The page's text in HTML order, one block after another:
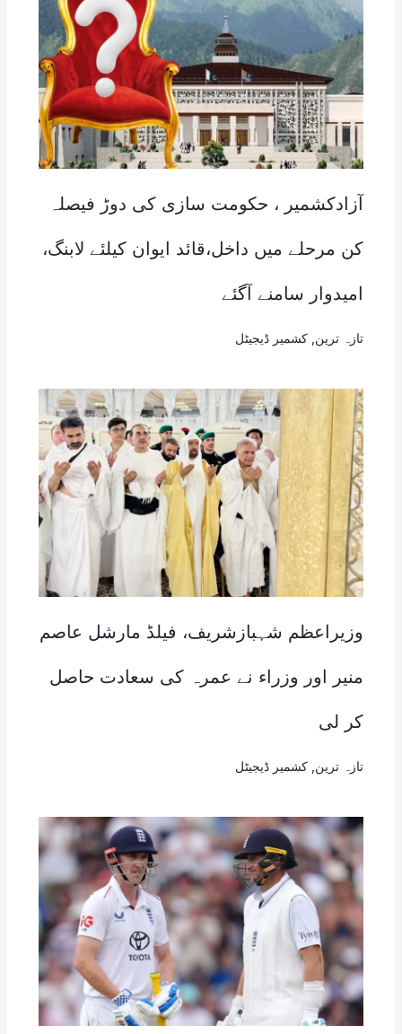
آزادکشمیر ، حکومت سازی کی دوڑ فیصلہ
کن مرحلے میں داخل،قائد ایوان کیلئے لابنگ،
امیدوار سامنے آگئے
تازہ ترین کشمیر ڈیجیٹل
وزیراعظم شہبازشریف، فیلڈ مارشل عاصم
منیر اور وزراء نے عمرہ کی سعادت حاصل
کر لی
تازہ ترین کشمیر ڈیجیٹل